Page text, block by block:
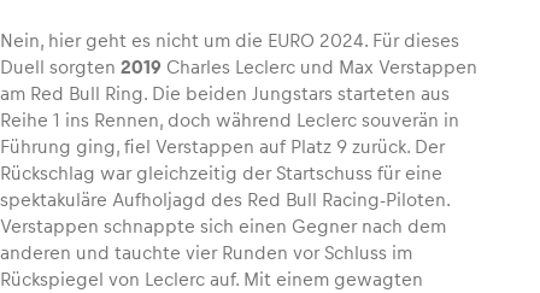
Nein, hier geht es nicht um die EURO 2024. Für dieses
Duell sorgten 2019 Charles Leclerc und Max Verstappen
am Red Bull Ring. Die beiden Jungstars starteten aus
Reihe 1 ins Rennen, doch während Leclerc souverän in
Führung ging, fiel Verstappen auf Platz 9 zurück. Der
Rückschlag war gleichzeitig der Startschuss für eine
spektakuläre Aufholjagd des Red Bull Racing-Piloten.
Verstappen schnappte sich einen Gegner nach dem
anderen und tauchte vier Runden vor Schluss im
Rückspiegel von Leclerc auf. Mit einem gewagten